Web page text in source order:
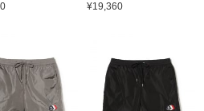
¥19,360